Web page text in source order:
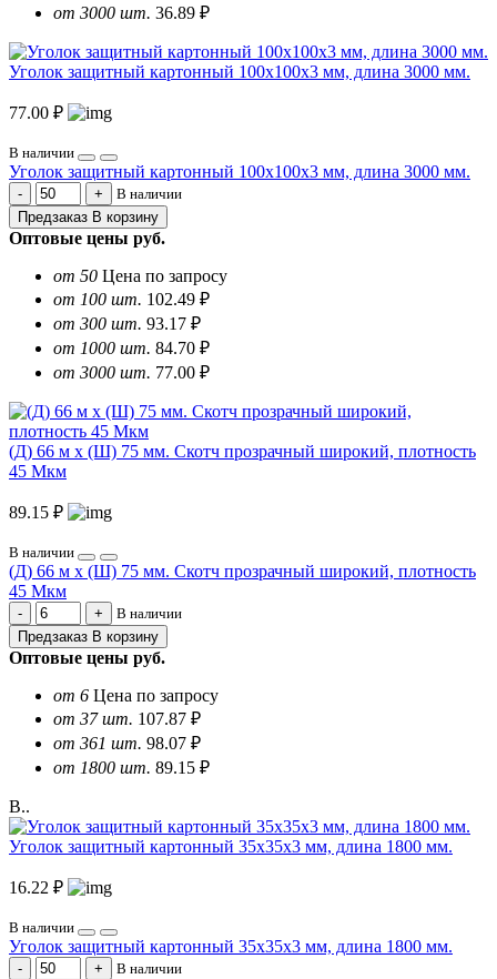
от 3000 шт. 36.89 ₽
Уголок защитный картонный 100х100х3 мм, длина 3000 мм.
77.00 ₽
В наличии
Уголок защитный картонный 100х100х3 мм, длина 3000 мм.
В наличии
Предзаказ В корзину
Оптовые цены руб.
от 50 Цена по запросу
от 100 шт. 102.49 ₽
от 300 шт. 93.17 ₽
от 1000 шт. 84.70 ₽
от 3000 шт. 77.00 ₽
(Д) 66 м х (Ш) 75 мм. Скотч прозрачный широкий, плотность
45 Мкм
89.15 ₽
В наличии
(Д) 66 м х (Ш) 75 мм. Скотч прозрачный широкий, плотность
45 Мкм
В наличии
Предзаказ В корзину
Оптовые цены руб.
от 6 Цена по запросу
от 37 шт. 107.87 ₽
от 361 шт. 98.07 ₽
от 1800 шт. 89.15 ₽
В..
Уголок защитный картонный 35х35х3 мм, длина 1800 мм.
16.22 ₽
В наличии
Уголок защитный картонный 35х35х3 мм, длина 1800 мм.
В наличии